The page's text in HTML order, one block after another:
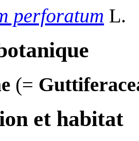
perforatum L.
(=
et habitat